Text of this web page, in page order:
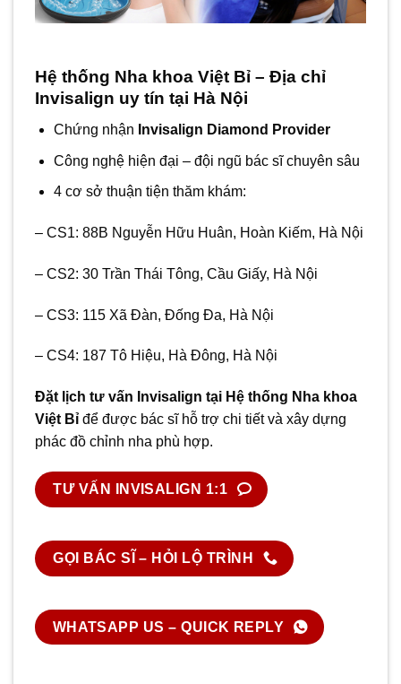
Hệ thống Nha khoa Việt Bỉ – Địa chỉ
Invisalign uy tín tại Hà Nội
Chứng nhận Invisalign Diamond Provider
Công nghệ hiện đại – đội ngũ bác sĩ chuyên sâu
4 cơ sở thuận tiện thăm khám:
– CS1: 88B Nguyễn Hữu Huân, Hoàn Kiếm, Hà Nội
– CS2: 30 Trần Thái Tông, Cầu Giấy, Hà Nội
– CS3: 115 Xã Đàn, Đống Đa, Hà Nội
– CS4: 187 Tô Hiệu, Hà Đông, Hà Nội
Đặt lịch tư vấn Invisalign tại Hệ thống Nha khoa
Việt Bỉ để được bác sĩ hỗ trợ chi tiết và xây dựng
phác đồ chỉnh nha phù hợp.
TƯ VẤN INVISALIGN 1:1
GỌI BÁC SĨ – HỎI LỘ TRÌNH
WHATSAPP US – QUICK REPLY